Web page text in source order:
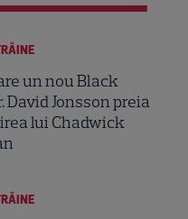
un nou Black
David Jonsson preia
lui Chadwick